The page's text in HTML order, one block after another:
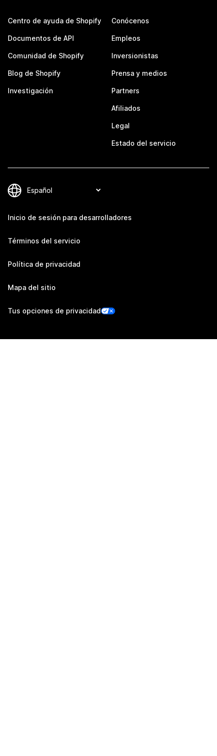
Centro de ayuda de Shopify
Documentos de API
Comunidad de Shopify
Blog de Shopify
Investigación
Conócenos
Empleos
Inversionistas
Prensa y medios
Partners
Afiliados
Legal
Estado del servicio
Inicio de sesión para desarrolladores
Términos del servicio
Política de privacidad
Mapa del sitio
Tus opciones de privacidad